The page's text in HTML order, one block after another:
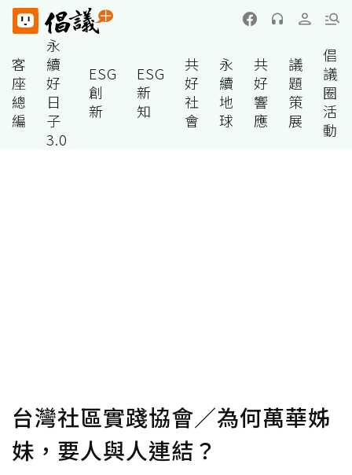
客
座
總
編
永
續
好
日
子
3.0
ESG
創
新
ESG
新
知
共
好
社
會
永
續
地
球
共
好
響
應
議
題
策
展
倡
議
圈
活
動
台灣社區實踐協會／為何萬華姊
妹，要人與人連結？